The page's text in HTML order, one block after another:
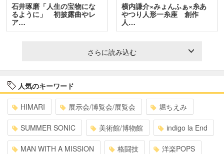
石井琢磨「人生の宝物にな
るように」 初披露曲やレ
ア…
横内謙介×みょんふぁ×糸あ
やつり人形一糸座 創作
人…
さらに読み込む
人気のキーワード
HIMARI 展示会/博覧会/展覧会 堀ちえみ
SUMMER SONIC 美術館/博物館 indigo la End
MAN WITH A MISSION 格闘技 洋楽POPS